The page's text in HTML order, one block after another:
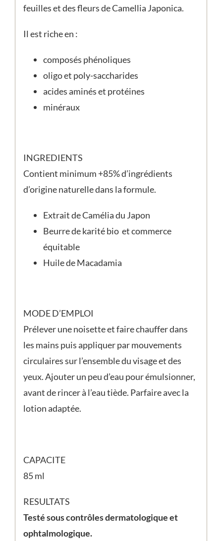
feuilles et des fleurs de Camellia Japonica.
Il est riche en :
composés phénoliques
oligo et poly-saccharides
acides aminés et protéines
minéraux
INGREDIENTS
Contient minimum +85% d’ingrédients
d’origine naturelle dans la formule.
Extrait de Camélia du Japon
Beurre de karité bio et commerce
équitable
Huile de Macadamia
MODE D’EMPLOI
Prélever une noisette et faire chauffer dans
les mains puis appliquer par mouvements
circulaires sur l’ensemble du visage et des
yeux. Ajouter un peu d’eau pour émulsionner,
avant de rincer à l’eau tiède. Parfaire avec la
lotion adaptée.
CAPACITE
85 ml
RESULTATS
Testé sous contrôles dermatologique et
ophtalmologique.